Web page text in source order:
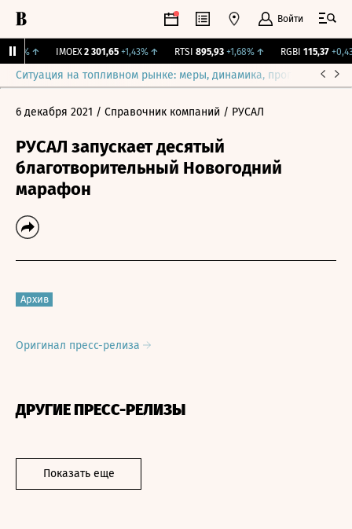
Войти
↑ IMOEX 2 301,65 +1,43%↑ RTSI 895,93 +1,68% ↑ RGBI 115,37
Ситуация на топливном рынке: меры, динамика, прогнозы
6 декабря 2021 / Справочник компаний / РУСАЛ
РУСАЛ запускает десятый
благотворительный Новогодний
марафон
Архив
Оригинал пресс-релиза
ДРУГИЕ ПРЕСС-РЕЛИЗЫ
Показать еще